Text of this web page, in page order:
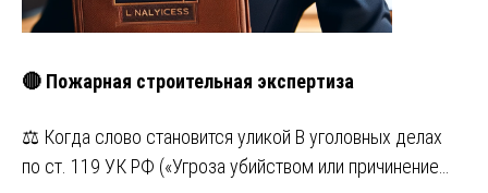
🔴 Пожарная строительная экспертиза
⚖️ Когда слово становится уликой В уголовных делах
по ст. 119 УК РФ («Угроза убийством или причинение…